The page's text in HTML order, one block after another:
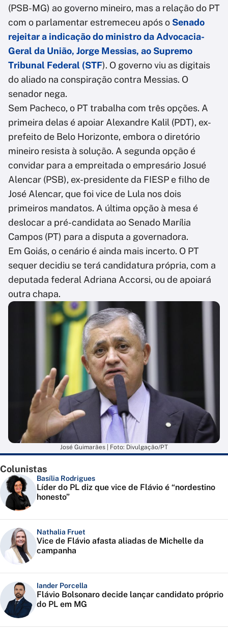
(PSB-MG) ao governo mineiro, mas a relação do PT
com o parlamentar estremeceu após o Senado
rejeitar a indicação do ministro da Advocacia-
Geral da União, Jorge Messias, ao Supremo
Tribunal Federal (STF). O governo viu as digitais
do aliado na conspiração contra Messias. O
senador nega.
Sem Pacheco, o PT trabalha com três opções. A
primeira delas é apoiar Alexandre Kalil (PDT), ex-
prefeito de Belo Horizonte, embora o diretório
mineiro resista à solução. A segunda opção é
convidar para a empreitada o empresário Josué
Alencar (PSB), ex-presidente da FIESP e filho de
José Alencar, que foi vice de Lula nos dois
primeiros mandatos. A última opção à mesa é
deslocar a pré-candidata ao Senado Marília
Campos (PT) para a disputa a governadora.
Em Goiás, o cenário é ainda mais incerto. O PT
sequer decidiu se terá candidatura própria, com a
deputada federal Adriana Accorsi, ou de apoiará
outra chapa.
José Guimarães | Foto: Divulgação/PT
Colunistas
Basília Rodrigues
Líder do PL diz que vice de Flávio é “nordestino
honesto”
Nathalia Fruet
Vice de Flávio afasta aliadas de Michelle da
campanha
Iander Porcella
Flávio Bolsonaro decide lançar candidato próprio
do PL em MG